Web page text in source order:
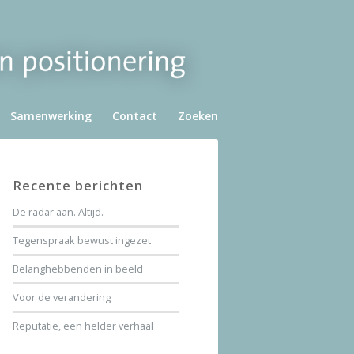
Samenwerking Contact Zoeken
Recente berichten
De radar aan. Altijd.
Tegenspraak bewust ingezet
Belanghebbenden in beeld
Voor de verandering
Reputatie, een helder verhaal